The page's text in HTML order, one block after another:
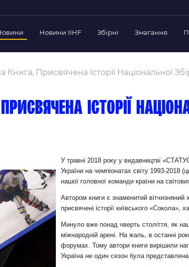
Федерації
документи
Федерації
Новини IIHF Збірні
Склад Збірної
Календар Матчів
Тренерський Штаб
Календар Матчів
Змагання
Книга, Присвячена Історії Національної
історії
У травні 2018 року у видавництві
України на чемпіонатах світу 1993-2018
нашої головної команди країни на
Автором книги є знаменитий вітчизняний
присвячені історії київського
Минуло вже понад чверть століття, як
міжнародній арені. На жаль, в останні
форумах. Тому автори книги вирішили
Україна не один сезон була представлена